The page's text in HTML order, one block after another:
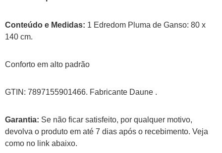
Conteúdo e Medidas: 1 Edredom Pluma de Ganso: 80 x
140 cm.
Conforto em alto padrão
GTIN: 7897155901466. Fabricante Daune .
Garantia: Se não ficar satisfeito, por qualquer motivo,
devolva o produto em até 7 dias após o recebimento. Veja
como no link abaixo.